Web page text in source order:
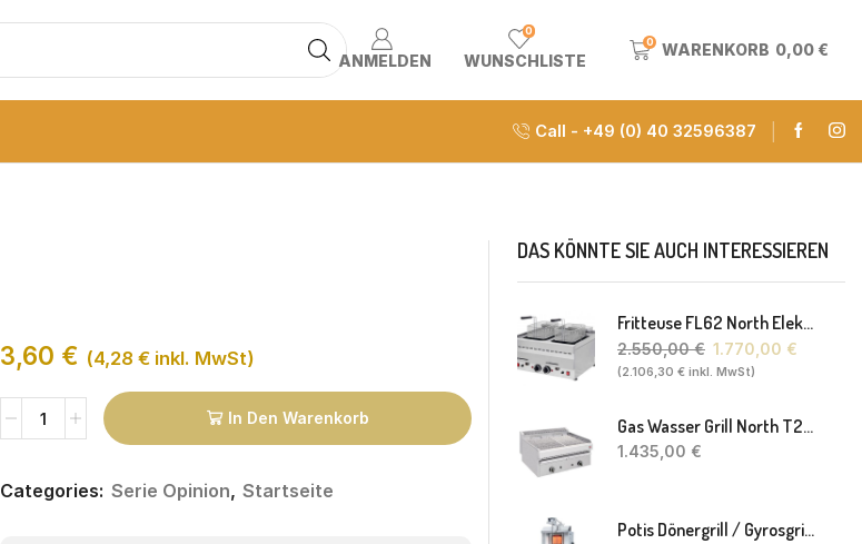
ANMELDEN
0
WUNSCHLISTE
0 WARENKORB 0,00 €
Call - +49 (0) 40 32596387
3,60 € (4,28€ inkl. MwSt)
In Den Warenkorb
Categories: Serie Opinion, Startseite
DAS KÖNNTE SIE AUCH INTERESSIEREN
Fritteuse FL62 North Elektro 2 X 8-10L 60 X 60 X 30(38) Cm
2.550,00€ 1.770,00 €
(2.106,30 € inkl. MwSt)
Gas Wasser Grill North T20 77 X 63 X 43 Cm
1.435,00 €
Potis Dönergrill / Gyrosgrill GD4 S - Achteckige Fettwanne-Ohne Schaufel